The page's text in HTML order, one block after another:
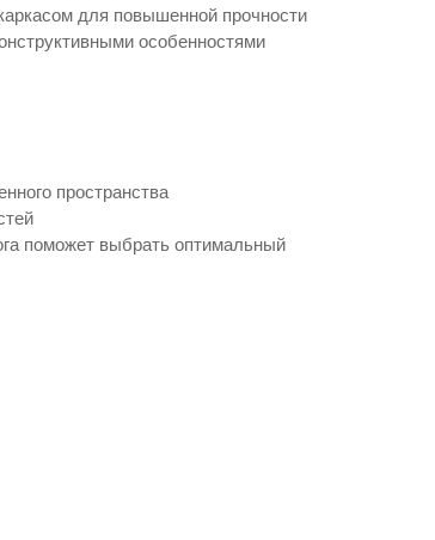
для повышенной прочности
особенностями
пространства
поможет выбрать оптимальный